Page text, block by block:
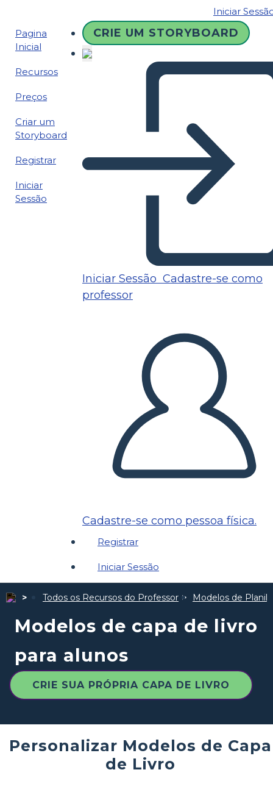
Iniciar
Pagina
Inicial
Recursos
Preços
Criar um
Storyboard
Registrar
Iniciar
Sessão
CRIE UM STORYBOARD
Iniciar Sessão Cadastre-se como
professor
Cadastre-se como pessoa física.
Registrar
Iniciar Sessão
Todos os Recursos do Professor Modelos de
Modelos de capa de livro
para alunos
CRIE SUA PRÓPRIA CAPA DE LIVRO
Personalizar Modelos de Capa
de Livro